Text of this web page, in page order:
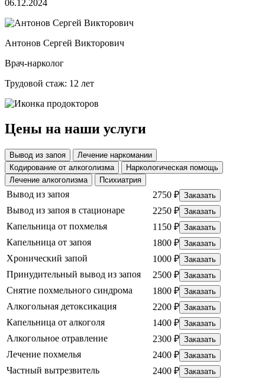
06.12.2024
Антонов Сергей Викторович
Врач-нарколог
Трудовой стаж: 12 лет
Цены на наши услуги
Вывод из запоя
Лечение наркомании
Кодирование от алкоголизма
Наркологическая помощь
Лечение алкоголизма
Психиатрия
Вывод из запоя 2750 ₽ Заказать
Вывод из запоя в стационаре 2250 ₽ Заказать
Капельница от похмелья 1150 ₽ Заказать
Капельница от запоя 1800 ₽ Заказать
Хронический запой 1000 ₽ Заказать
Принудительный вывод из запоя 2500 ₽ Заказать
Снятие похмельного синдрома 1800 ₽ Заказать
Алкогольная детоксикация 2200 ₽ Заказать
Капельница от алкоголя 1400 ₽ Заказать
Алкогольное отравление 2300 ₽ Заказать
Лечение похмелья 2400 ₽ Заказать
Частный вытрезвитель 2400 ₽ Заказать